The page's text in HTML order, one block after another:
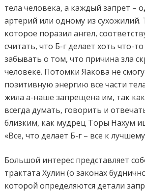
тела человека, а каждый запрет –
артерий или одному из сухожилий.
которое поразил ангел,
считать, что Б-г делает хоть что-
забывать о том, что причина зла
человеке. Потомки Яакова не
позитивную энергию все части
жила а-наше запрещена им, так
всегда думать, говорить и
близким, как мудрец Торы Нахум
«Все, что делает Б-г – все к
Большой интерес представляет
трактата Хулин (о законах
которой определяются детали